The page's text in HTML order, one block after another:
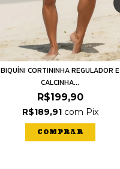
BIQUÍNI CORTININHA REGULADOR E
CALCINHA...
R$199,90
R$189,91 com Pix
COMPRAR